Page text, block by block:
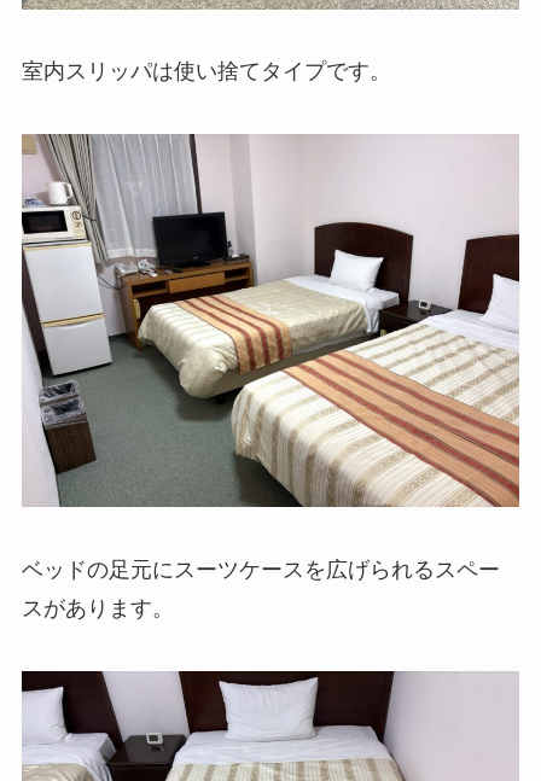
室内スリッパは使い捨てタイプです。
ベッドの足元にスーツケースを広げられるスペー
スがあります。